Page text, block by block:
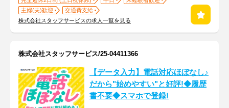
主婦(夫)歓迎
交通費支給
株式会社スタッフサービスの求人一覧を見る
株式会社スタッフサービス/25-04411366
【データ入力】電話対応ほぼなし♪
だから"始めやすい"と好評!◆履歴
書不要◆スマホで登録!